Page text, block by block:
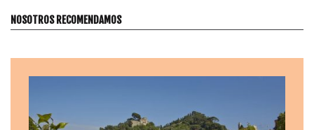
NOSOTROS RECOMENDAMOS